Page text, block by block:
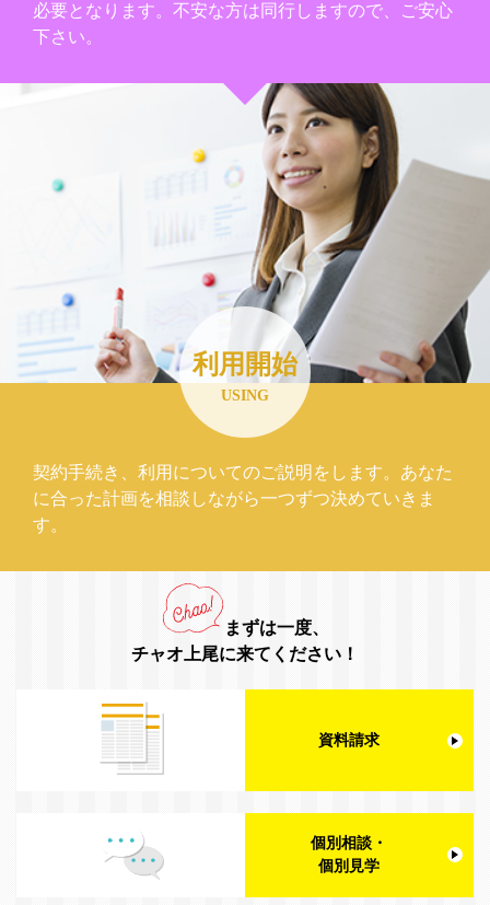
必要となります。不安な方は同行しますので、ご安心
下さい。
利用開始
USING
契約手続き、利用についてのご説明をします。あなた
に合った計画を相談しながら一つずつ決めていきま
す。
まずは一度、
チャオ上尾に来てください！
資料請求
個別相談・
個別見学